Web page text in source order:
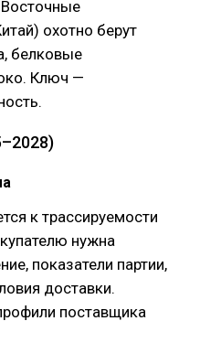
Восточные
охотно берут
белковые
Ключ —
к трассируемости
нужна
показатели партии,
доставки.
поставщика